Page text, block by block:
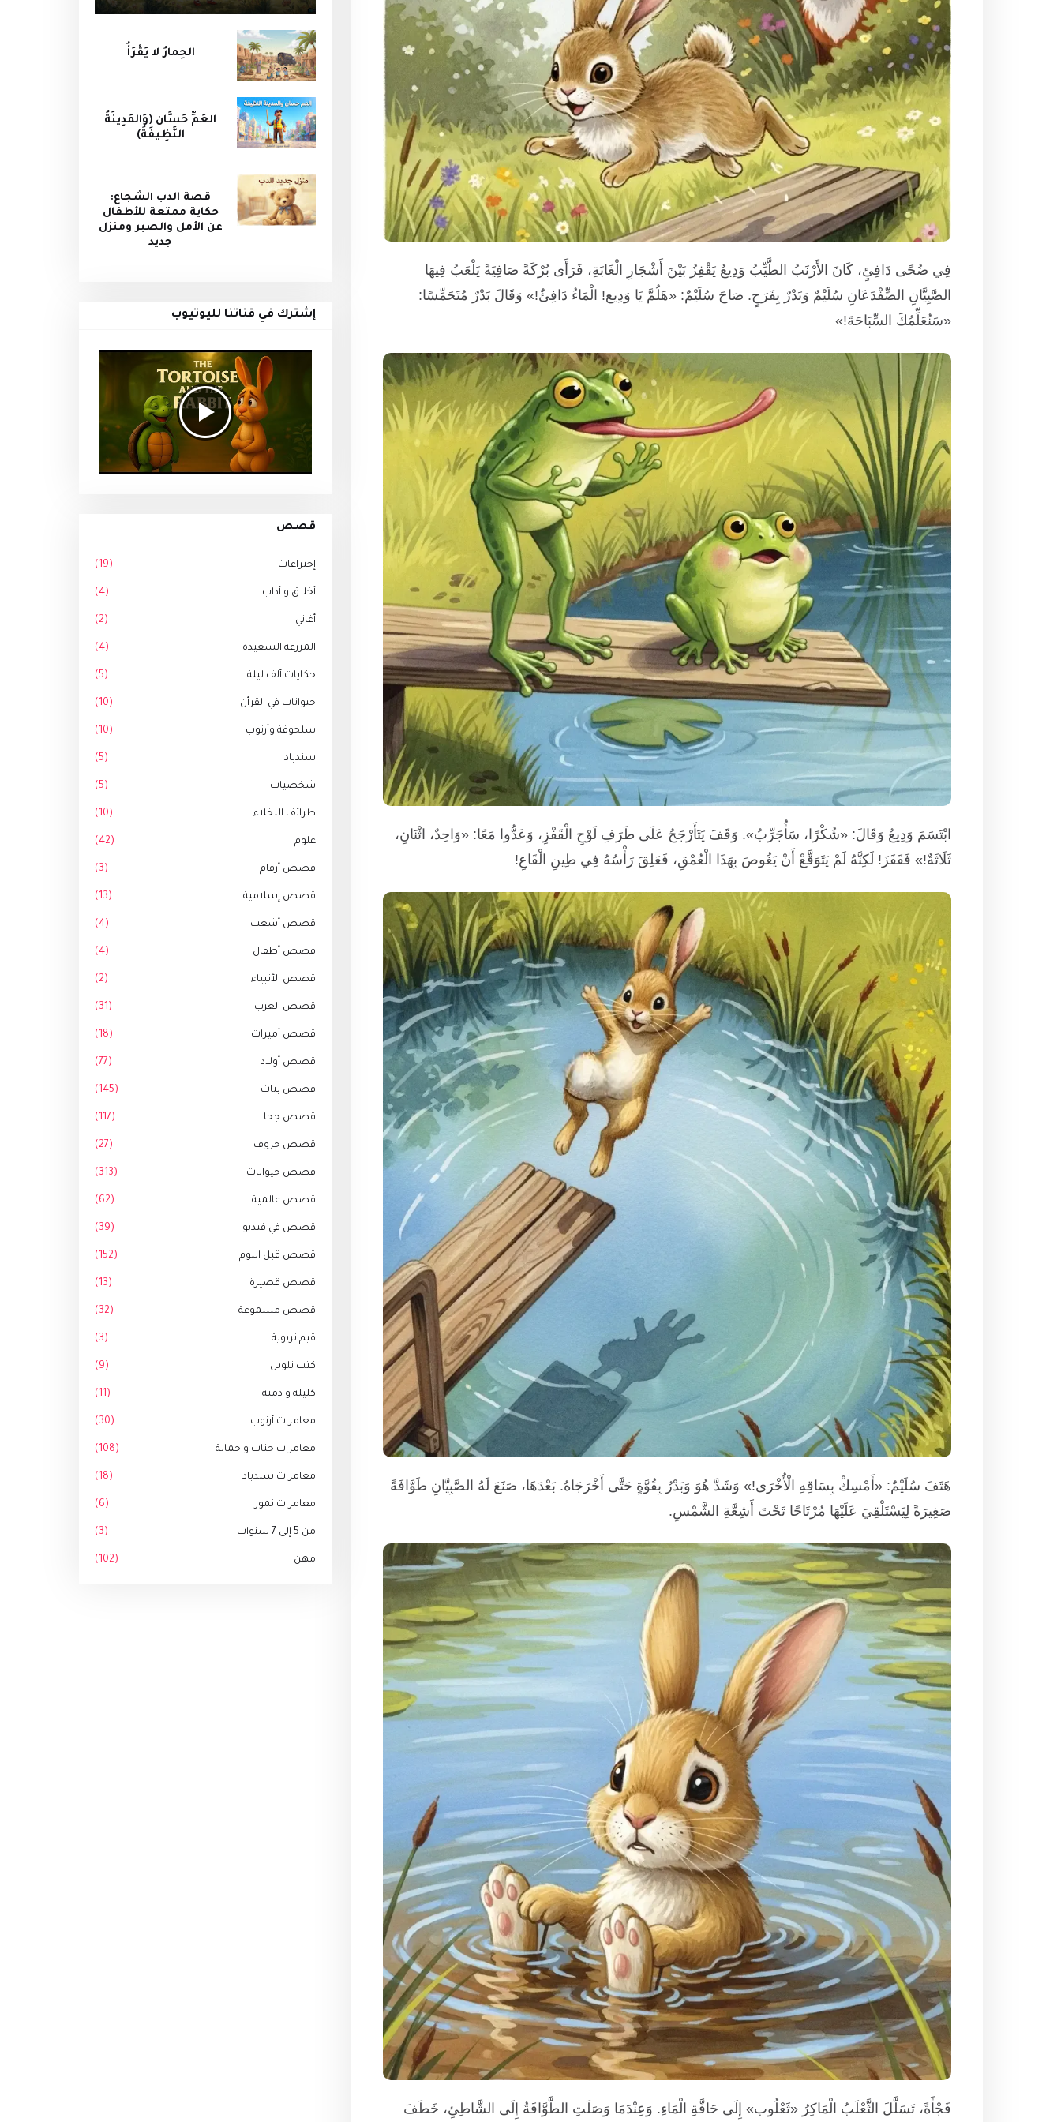
فِي ضُحًى دَافِئٍ، كَانَ الأَرْنَبُ الطَّيِّبُ وَدِيعٌ يَقْفِزُ بَيْنَ أَشْجَارِ الْغَابَةِ، فَرَأَى بُرْكَةً صَافِيَةً يَلْعَبُ فِيهَا
الصَّبِيَّانِ الضِّفْدَعَانِ سُلَيْمٌ وَبَدْرٌ بِفَرَحٍ. صَاحَ سُلَيْمٌ: «هَلُمَّ يَا وَدِيع! الْمَاءُ دَافِئٌ!» وَقَالَ بَدْرٌ مُتَحَمِّسًا:
«سَنُعَلِّمُكَ السِّبَاحَةَ!»
ابْتَسَمَ وَدِيعٌ وَقَالَ: «شُكْرًا، سَأُجَرِّبُ». وَقَفَ يَتَأَرْجَحُ عَلَى طَرَفِ لَوْحِ الْقَفْزِ، وَعَدُّوا مَعًا: «وَاحِدٌ، اثْنَانِ،
ثَلَاثَةٌ!» فَقَفَزَ! لَكِنَّهُ لَمْ يَتَوَقَّعْ أَنْ يَغُوصَ بِهَذَا الْعُمْقِ، فَعَلِقَ رَأْسُهُ فِي طِينِ الْقَاعِ!
هَتَفَ سُلَيْمٌ: «أَمْسِكْ بِسَاقِهِ الْأُخْرَى!» وَشَدَّ هُوَ وَبَدْرٌ بِقُوَّةٍ حَتَّى أَخْرَجَاهُ. بَعْدَهَا، صَنَعَ لَهُ الصَّبِيَّانِ طَوَّافَةً
صَغِيرَةً لِيَسْتَلْقِيَ عَلَيْهَا مُرْتَاحًا تَحْتَ أَشِعَّةِ الشَّمْسِ.
فَجْأَةً، تَسَلَّلَ الثَّعْلَبُ الْمَاكِرُ «ثَعْلُوب» إِلَى حَافَّةِ الْمَاءِ. وَعِنْدَمَا وَصَلَتِ الطَّوَّافَةُ إِلَى الشَّاطِئِ، خَطَفَ
الحِمارُ لا يَقْرَأُ
العَمِّ حَسَّان (وَالمَدِينَةُ
النَّظِيفَةُ)
قصة الدب الشجاع:
حكاية ممتعة للأطفال
عن الأمل والصبر ومنزل
جديد
إشترك في قناتنا لليوتيوب
قصص
إختراعات (19)
أخلاق و أداب (4)
أغاني (2)
المزرعة السعيدة (4)
حكايات ألف ليلة (5)
حيوانات في القرأن (10)
سلحوفة وأرنوب (10)
سندباد (5)
شخصيات (5)
طرائف البخلاء (10)
علوم (42)
قصص أرقام (3)
قصص إسلامية (13)
قصص أشعب (4)
قصص أطفال (4)
قصص الأنبياء (2)
قصص العرب (31)
قصص أميرات (18)
قصص أولاد (77)
قصص بنات (145)
قصص جحا (117)
قصص حروف (27)
قصص حيوانات (313)
قصص عالمية (62)
قصص في فيديو (39)
قصص قبل النوم (152)
قصص قصيرة (13)
قصص مسموعة (32)
قيم تربوية (3)
كتب تلوين (9)
كليلة و دمنة (11)
مغامرات أرنوب (30)
مغامرات جنات و جمانة (108)
مغامرات سندباد (18)
مغامرات نمور (6)
من 5 إلى 7 سنوات (3)
مهن (102)